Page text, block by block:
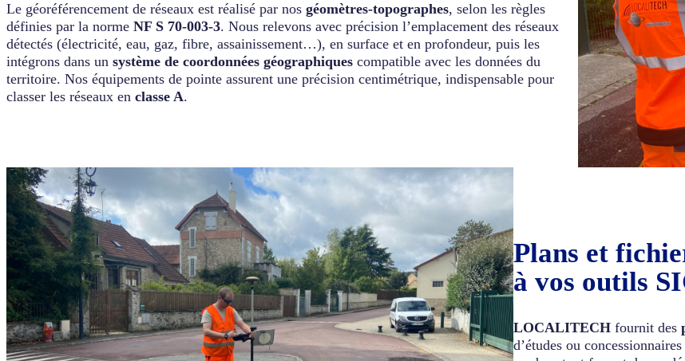
Le géoréférencement de réseaux est réalisé par nos géomètres-topographes, selon les règles
définies par la norme NF S 70-003-3. Nous relevons avec précision l’emplacement des réseaux
détectés (électricité, eau, gaz, fibre, assainissement…), en surface et en profondeur, puis les
intégrons dans un système de coordonnées géographiques compatible avec les données du
territoire. Nos équipements de pointe assurent une précision centimétrique, indispensable pour
classer les réseaux en classe A.
Plans et
à vos outils
LOCALITECH fournit des
d’études ou